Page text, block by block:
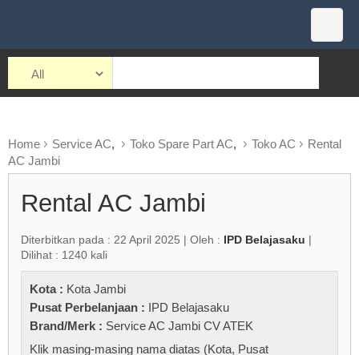
Home Service AC, Toko Spare Part AC, Toko AC
Rental
AC Jambi
Rental AC Jambi
Diterbitkan pada : 22 April 2025 | Oleh : IPD Belajasaku |
Dilihat : 1240 kali
Kota : Kota Jambi
Pusat Perbelanjaan : IPD Belajasaku
Brand/Merk : Service AC Jambi CV ATEK
Klik masing-masing nama diatas (Kota, Pusat